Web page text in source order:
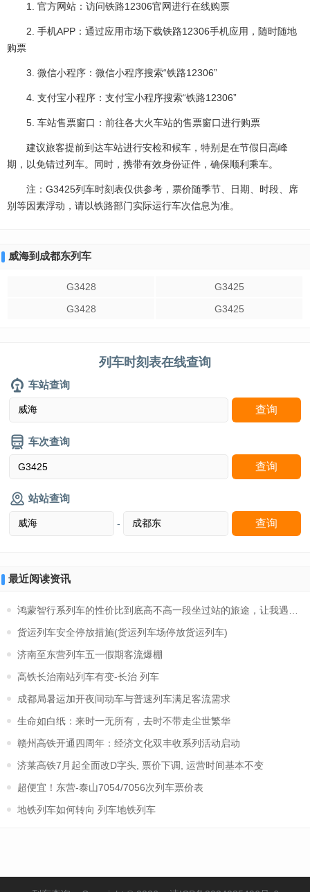
1. 官方网站：访问铁路12306官网进行在线购票
2. 手机APP：通过应用市场下载铁路12306手机应用，随时随地
购票
3. 微信小程序：微信小程序搜索“铁路12306”
4. 支付宝小程序：支付宝小程序搜索“铁路12306”
5. 车站售票窗口：前往各大火车站的售票窗口进行购票
建议旅客提前到达车站进行安检和候车，特别是在节假日高峰
期，以免错过列车。同时，携带有效身份证件，确保顺利乘车。
注：G3425列车时刻表仅供参考，票价随季节、日期、时段、席
别等因素浮动，请以铁路部门实际运行车次信息为准。
威海到成都东列车
G3428
G3425
G3428
G3425
列车时刻表在线查询
车站查询
车次查询
站站查询
-
最近阅读资讯
鸿蒙智行系列车的性价比到底高不高一段坐过站的旅途，让我遇见
货运列车安全停放措施(货运列车场停放货运列车)
济南至东营列车五一假期客流爆棚
高铁长治南站列车有变-长治 列车
成都局暑运加开夜间动车与普速列车满足客流需求
生命如白纸：来时一无所有，去时不带走尘世繁华
赣州高铁开通四周年：经济文化双丰收系列活动启动
济莱高铁7月起全面改D字头, 票价下调, 运营时间基本不变
超便宜！东营-泰山7054/7056次列车票价表
地铁列车如何转向 列车地铁列车